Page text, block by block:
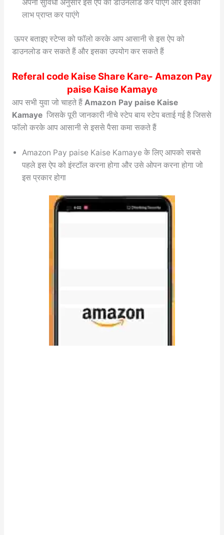
अपनी सुविधा अनुसार इस ऐप को डाउनलोड कर पाएंगे और इसका
लाभ प्राप्त कर पाएंगे
ऊपर बताइए स्टेप्स को फॉलो करके आप आसानी से इस ऐप को
डाउनलोड कर सकते हैं और इसका उपयोग कर सकते हैं
Referal code Kaise Share Kare- Amazon Pay
paise Kaise Kamaye
आप सभी युवा जो चाहते हैं Amazon Pay paise Kaise
Kamaye जिसके पूरी जानकारी नीचे स्टेप बाय स्टेप बताई गई है जिससे
फॉलो करके आप आसानी से इससे पैसा कमा सकते हैं
Amazon Pay paise Kaise Kamaye के लिए आपको सबसे
पहले इस ऐप को इंस्टॉल करना होगा और उसे ओपन करना होगा जो
इस प्रकार होगा